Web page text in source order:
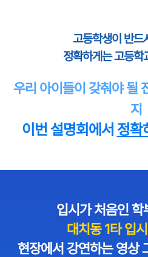
고등학생이 반드
정확하게는 고등학
우리 아이들이 갖춰야 될
지
이번 설명회에서 정확
입시가 처음인 학
대치동 1타 입
현장에서 강연하는 영상